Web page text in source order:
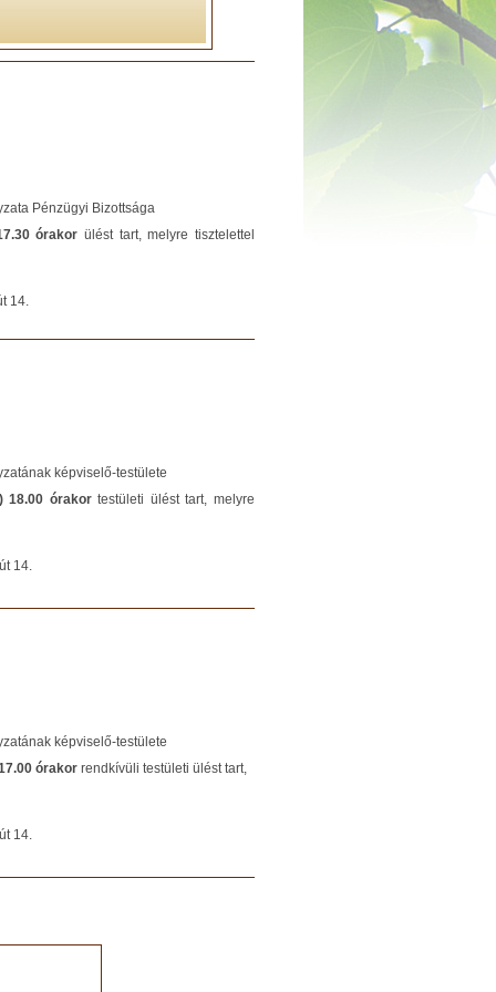
Pénzügyi Bizottsága
órakor ülést tart, melyre tisztelettel
14.
képviselő-testülete
18.00 órakortestületi ülést tart, melyre
14.
képviselő-testülete
órakor rendkívüli testületi ülést tart,
14.